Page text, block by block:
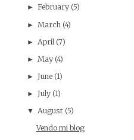
► February (5)
► March (4)
► April (7)
► May (4)
► June (1)
► July (1)
▼ August (5)
Vendo mi blog